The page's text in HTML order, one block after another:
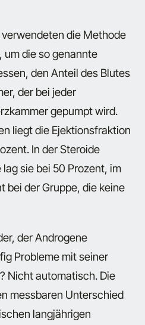
die Methode
um die so genannte
den Anteil des Blutes
der bei jeder
gepumpt wird.
liegt die Ejektionsfraktion
In der Steroide
sie bei 50 Prozent, im
bei der Gruppe, die keine
der Androgene
Probleme mit seiner
Nicht automatisch. Die
messbaren Unterschied
langjährigen